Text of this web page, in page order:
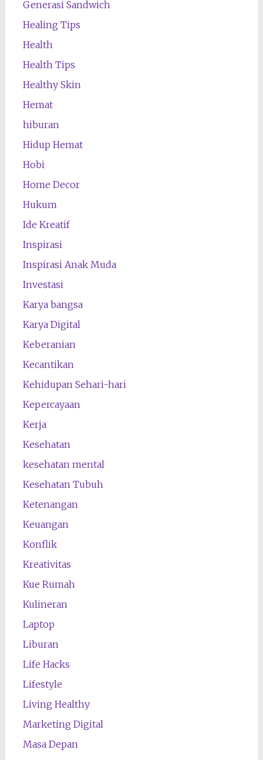
Generasi Sandwich
Healing Tips
Health
Health Tips
Healthy Skin
Hemat
hiburan
Hidup Hemat
Hobi
Home Decor
Hukum
Ide Kreatif
Inspirasi
Inspirasi Anak Muda
Investasi
Karya bangsa
Karya Digital
Keberanian
Kecantikan
Kehidupan Sehari-hari
Kepercayaan
Kerja
Kesehatan
kesehatan mental
Kesehatan Tubuh
Ketenangan
Keuangan
Konflik
Kreativitas
Kue Rumah
Kulineran
Laptop
Liburan
Life Hacks
Lifestyle
Living Healthy
Marketing Digital
Masa Depan